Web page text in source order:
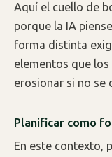
Aquí el cuello de
porque la IA
forma distinta
elementos que
erosionar si no se
Planificar como
En este contexto,